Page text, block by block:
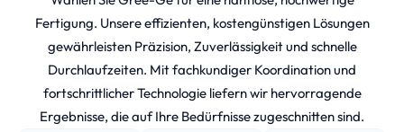
Fertigung. Unsere effizienten, kostengünstigen Lösungen
gewährleisten Präzision, Zuverlässigkeit und schnelle
Durchlaufzeiten. Mit fachkundiger Koordination und
fortschrittlicher Technologie liefern wir hervorragende
Ergebnisse, die auf Ihre Bedürfnisse zugeschnitten sind.